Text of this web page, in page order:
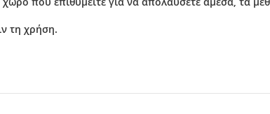
τη χρήση.